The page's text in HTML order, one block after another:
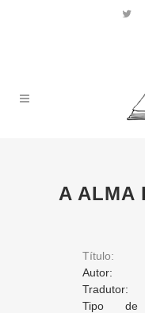
A ALMA
Título:
Autor:
Tradutor:
Tipo de